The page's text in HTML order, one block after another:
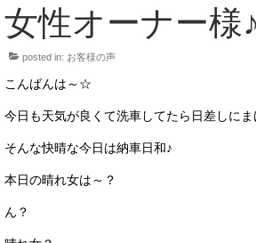
M’sCollectionパーツ一覧
エムズオート
サービス・保証
女性オーナー様♪
posted in: お客様の声
こんばんは～☆
今日も天気が良くて洗車してたら日差しに
そんな快晴な今日は納車日和♪
本日の晴れ女は～？
ん？